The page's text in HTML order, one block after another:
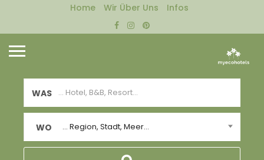
Home Wir Über Uns Infos
WAS
WO ... Region, Stadt, Meer...